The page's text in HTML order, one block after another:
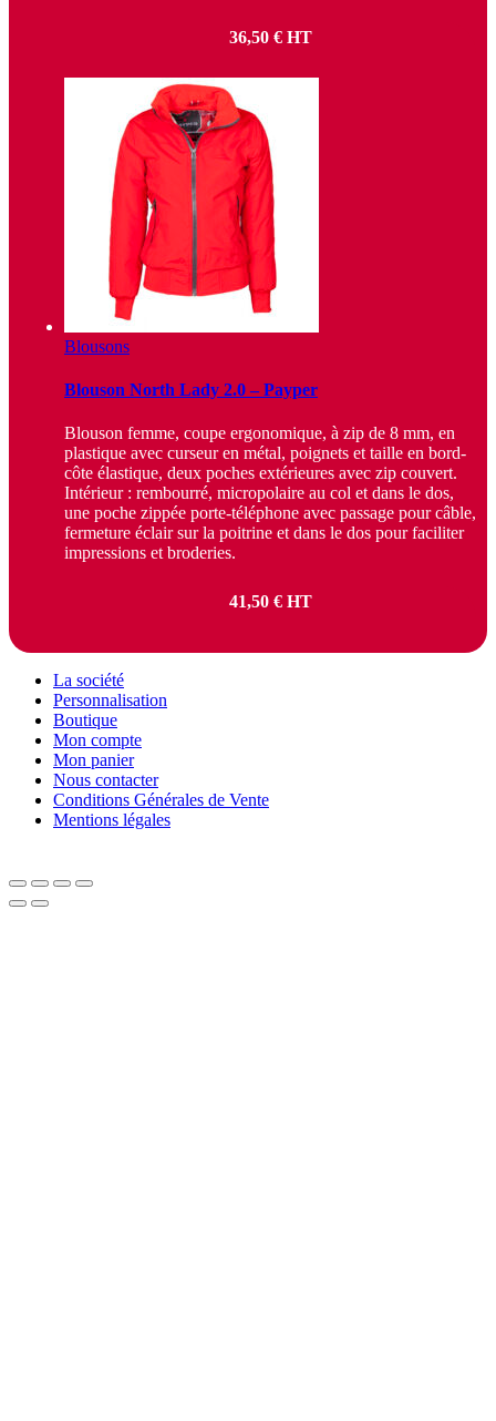
36,50 €HT
Blousons
Blouson North Lady 2.0 – Payper
Blouson femme, coupe ergonomique, à zip de 8 mm, en
plastique avec curseur en métal, poignets et taille en bord-
côte élastique, deux poches extérieures avec zip couvert.
Intérieur : rembourré, micropolaire au col et dans le dos,
une poche zippée porte-téléphone avec passage pour câble,
fermeture éclair sur la poitrine et dans le dos pour faciliter
impressions et broderies.
41,50 €HT
La société
Personnalisation
Boutique
Mon compte
Mon panier
Nous contacter
Conditions Générales de Vente
Mentions légales